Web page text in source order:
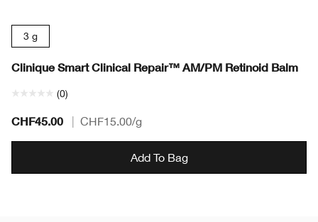
3 g
Clinique Smart Clinical Repair™ AM/PM Retinoid Balm
(0)
CHF45.00 CHF15.00/g
Add To Bag